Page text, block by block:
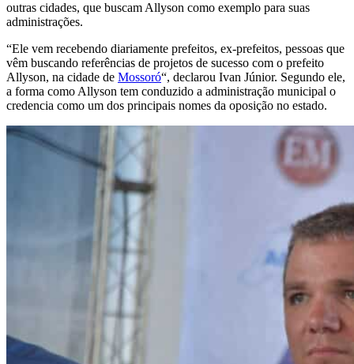
outras cidades, que buscam Allyson como exemplo para suas
administrações.
“Ele vem recebendo diariamente prefeitos, ex-prefeitos, pessoas que
vêm buscando referências de projetos de sucesso com o prefeito
Allyson, na cidade de Mossoró“, declarou Ivan Júnior. Segundo ele,
a forma como Allyson tem conduzido a administração municipal o
credencia como um dos principais nomes da oposição no estado.